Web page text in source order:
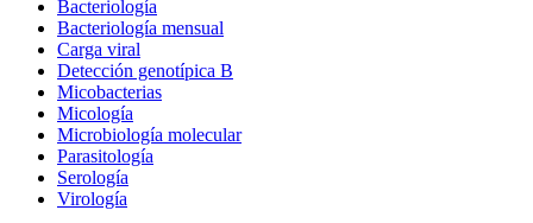
Bacteriología
Bacteriología mensual
Carga viral
Detección genotípica B
Micobacterias
Micología
Microbiología molecular
Parasitología
Serología
Virología